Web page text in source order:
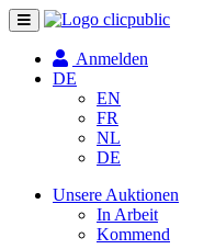
Navigation
umschalten
Anmelden
DE
EN
FR
NL
DE
Unsere Auktionen
In Arbeit
Kommend